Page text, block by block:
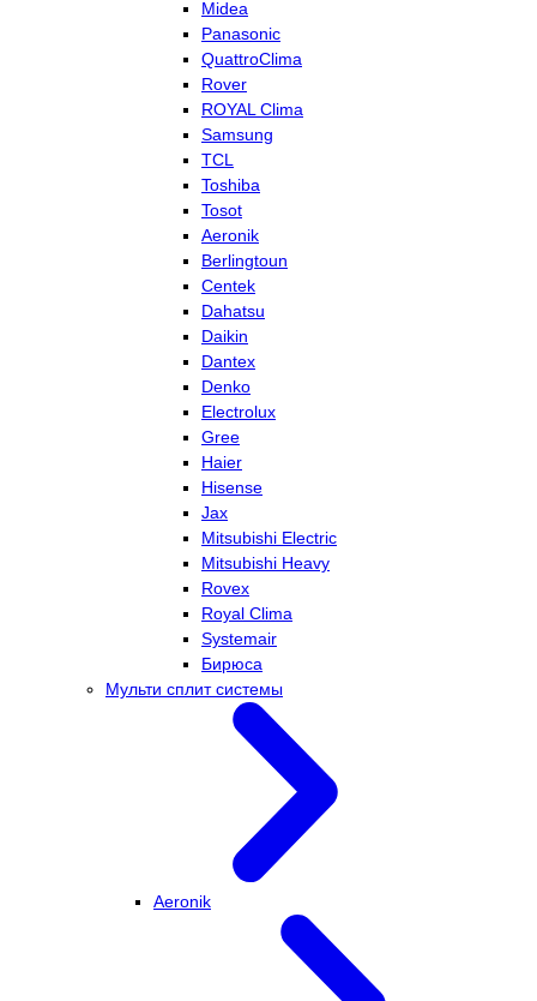
Midea
Panasonic
QuattroClima
Rover
ROYAL Clima
Samsung
TCL
Toshiba
Tosot
Aeronik
Berlingtoun
Centek
Dahatsu
Daikin
Dantex
Denko
Electrolux
Gree
Haier
Hisense
Jax
Mitsubishi Electric
Mitsubishi Heavy
Rovex
Royal Clima
Systemair
Бирюса
Мульти сплит системы
Aeronik